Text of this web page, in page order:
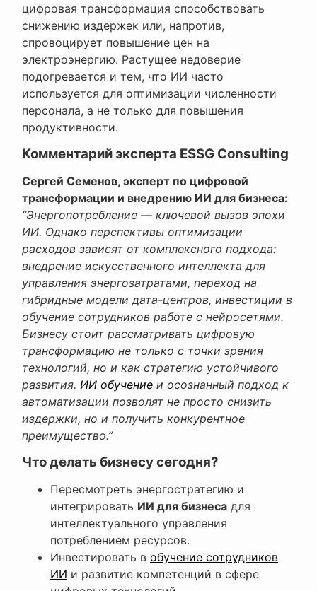
цифровая трансформация способствовать
снижению издержек или, напротив,
спровоцирует повышение цен на
электроэнергию. Растущее недоверие
подогревается и тем, что ИИ часто
используется для оптимизации численности
персонала, а не только для повышения
продуктивности.
Комментарий эксперта ESSG Consulting
Сергей Семенов, эксперт по цифровой
трансформации и внедрению ИИ для бизнеса:
“Энергопотребление — ключевой вызов эпохи
ИИ. Однако перспективы оптимизации
расходов зависят от комплексного подхода:
внедрение искусственного интеллекта для
управления энергозатратами, переход на
гибридные модели дата-центров, инвестиции в
обучение сотрудников работе с нейросетями.
Бизнесу стоит рассматривать цифровую
трансформацию не только с точки зрения
технологий, но и как стратегию устойчивого
развития. ИИ обучение и осознанный подход к
автоматизации позволят не просто снизить
издержки, но и получить конкурентное
преимущество.”
Что делать бизнесу сегодня?
Пересмотреть энергостратегию и
интегрировать ИИ для бизнеса для
интеллектуального управления
потреблением ресурсов.
Инвестировать в обучение сотрудников
ИИ и развитие компетенций в сфере